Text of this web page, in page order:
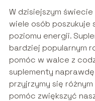
W dzisiejszym
wiele osób poszukuje
poziomu energii.
bardziej popularnym
pomóc w walce z
suplementy
przyjrzymy się
pomóc zwiększyć